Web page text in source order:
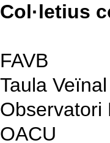
Col·letius
FAVB
Taula
Observatori
OACU